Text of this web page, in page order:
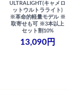
ULTRALIGHT(キャメロ
ットウルトラライト)
※革命的軽量モデル ※
取寄せも可 ※3本以上
セット割10%
13,090円